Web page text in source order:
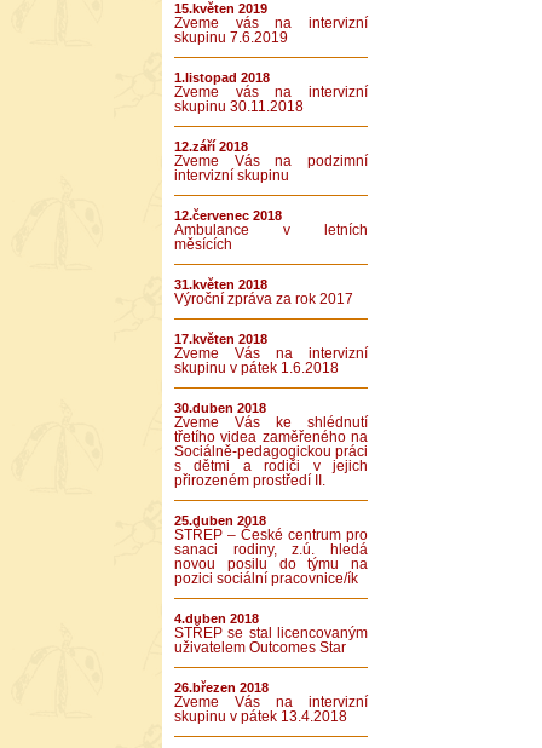
15.květen 2019
Zveme vás na intervizní
skupinu 7.6.2019
1.listopad 2018
Zveme vás na intervizní
skupinu 30.11.2018
12.září 2018
Zveme Vás na podzimní
intervizní skupinu
12.červenec 2018
Ambulance v letních
měsících
31.květen 2018
Výroční zpráva za rok 2017
17.květen 2018
Zveme Vás na intervizní
skupinu v pátek 1.6.2018
30.duben 2018
Zveme Vás ke shlédnutí
třetího videa zaměřeného na
Sociálně-pedagogickou práci
s dětmi a rodiči v jejich
přirozeném prostředí II.
25.duben 2018
STŘEP – České centrum pro
sanaci rodiny, z.ú. hledá
novou posilu do týmu na
pozici sociální pracovnice/ík
4.duben 2018
STŘEP se stal licencovaným
uživatelem Outcomes Star
26.březen 2018
Zveme Vás na intervizní
skupinu v pátek 13.4.2018